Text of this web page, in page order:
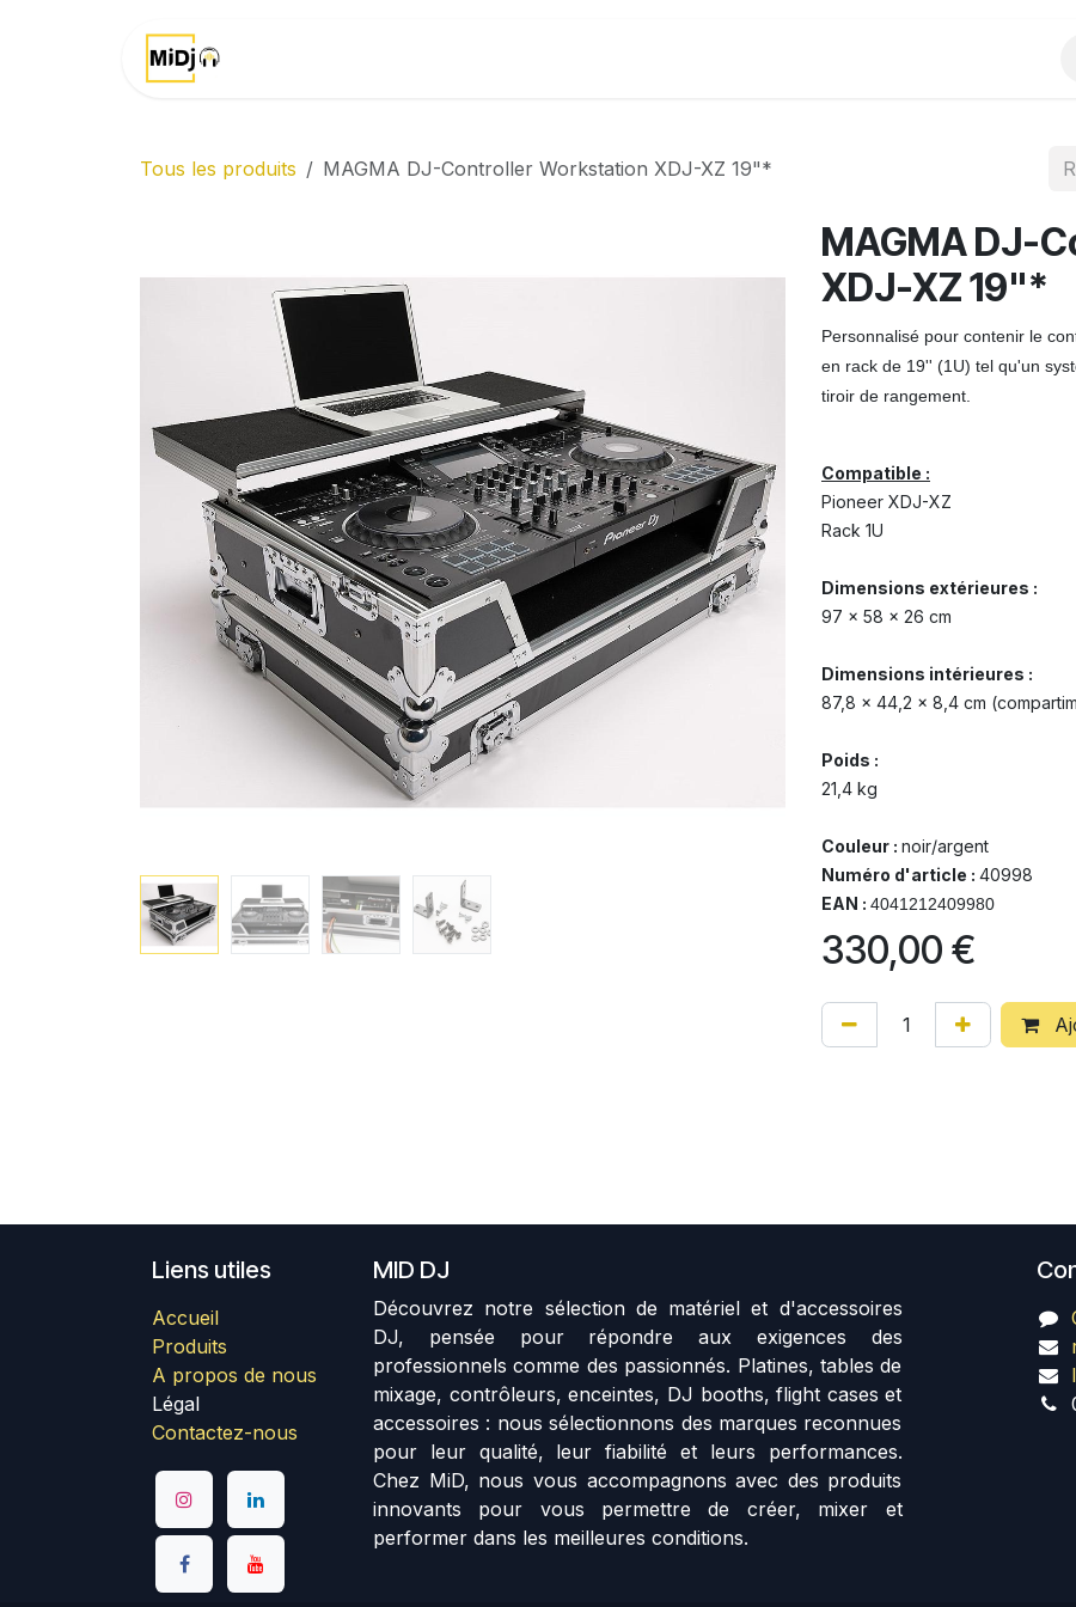
Tous les produits MAGMA DJ-Controller Workstation XDJ-XZ 19"*
MAGMA DJ-
XDJ-XZ 19"*
Personnalisé pour contenir le
en rack de 19'' (1U) tel qu'un
tiroir de rangement.
Compatible :
Pioneer XDJ-XZ
Rack 1U
Dimensions extérieures :
97 x 58 x 26 cm
Dimensions intérieures :
87,8 x 44,2 x 8,4 cm
Poids :
21,4 kg
Couleur : noir/argent
Numéro d'article : 40998
EAN : 4041212409980
330,00 €
Liens utiles
Accueil
Produits
A propos de nous
Légal
Contactez-nous
MID DJ
Découvrez notre sélection de matériel et d'accessoires
DJ, pensée pour répondre aux exigences des
professionnels comme des passionnés. Platines, tables de
mixage, contrôleurs, enceintes, DJ booths, flight cases et
accessoires : nous sélectionnons des marques reconnues
pour leur qualité, leur fiabilité et leurs performances.
Chez MiD, nous vous accompagnons avec des produits
innovants pour vous permettre de créer, mixer et
performer dans les meilleures conditions.